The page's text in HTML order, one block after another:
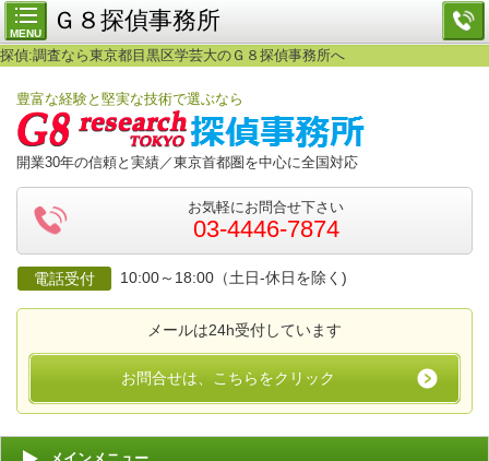
MENU Ｇ８探偵事務所
探偵:調査なら東京都目黒区学芸大のＧ８探偵事務所へ
豊富な経験と堅実な技術で選ぶなら
開業30年の信頼と実績／東京首都圏を中心に全国対応
お気軽にお問合せ下さい
03-4446-7874
電話受付 10:00～18:00（土日-休日を除く)
メールは24h受付しています
お問合せは、こちらをクリック